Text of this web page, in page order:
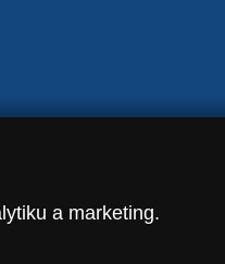
a marketing.